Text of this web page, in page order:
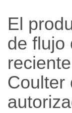
El
de flujo
Coulter